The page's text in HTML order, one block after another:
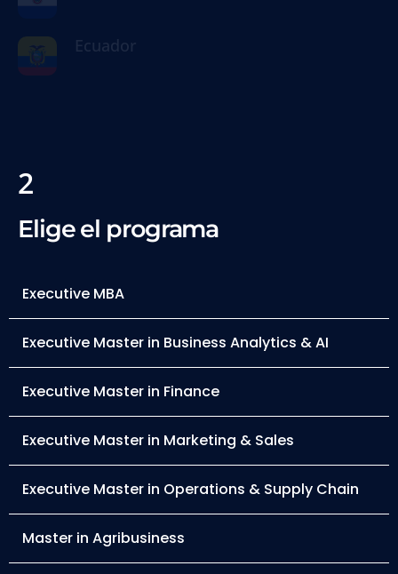
Ecuador
2
Elige el programa
Executive MBA
Executive Master in Business Analytics & AI
Executive Master in Finance
Executive Master in Marketing & Sales
Executive Master in Operations & Supply Chain
Master in Agribusiness